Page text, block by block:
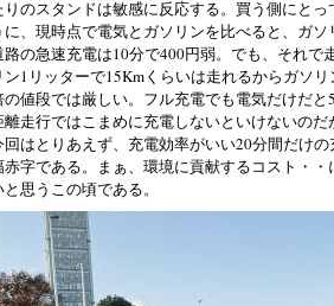
のスタンドは敏感に反応する。買う側にと
、現時点で電気とガソリンを比べると、ガ
の急速充電は10分で400円弱。でも、それで
1リッターで15Kmくらいは走れるからガソ
値段では厳しい。フル充電でも電気だけだ
走行ではこまめに充電しないといけないの
はとりあえず、充電効率がいい20分間だけ
字である。まぁ、環境に貢献するコスト・
思うこの頃である。